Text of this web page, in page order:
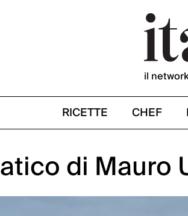
il
RICETTE CHEF
di Mauro